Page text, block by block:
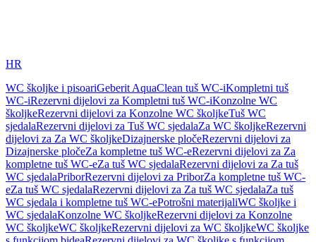
HR
WC školjke i pisoariGeberit AquaClean tuš WC-iKompletni tuš
WC-iRezervni dijelovi za Kompletni tuš WC-iKonzolne WC
školjkeRezervni dijelovi za Konzolne WC školjkeTuš WC
sjedalaRezervni dijelovi za Tuš WC sjedalaZa WC školjkeRezervni
dijelovi za Za WC školjkeDizajnerske pločeRezervni dijelovi za
Dizajnerske pločeZa kompletne tuš WC-eRezervni dijelovi za Za
kompletne tuš WC-eZa tuš WC sjedalaRezervni dijelovi za Za tuš
WC sjedalaPriborRezervni dijelovi za PriborZa kompletne tuš WC-
eZa tuš WC sjedalaRezervni dijelovi za Za tuš WC sjedalaZa tuš
WC sjedala i kompletne tuš WC-ePotrošni materijaliWC školjke i
WC sjedalaKonzolne WC školjkeRezervni dijelovi za Konzolne
WC školjkeWC školjkeRezervni dijelovi za WC školjkeWC školjke